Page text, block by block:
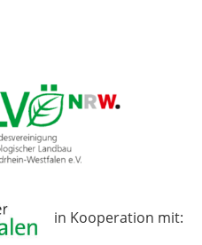
​​​ in Kooperation mit: